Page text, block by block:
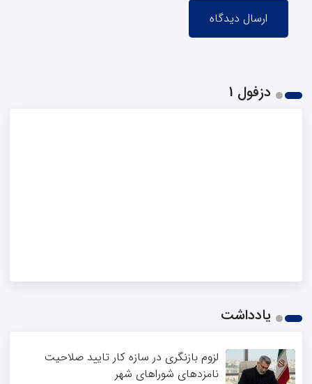
دزفول 1
یادداشت
لزوم بازنگری در سازه کار تایید صلاحیت
نامزدهای شوراهای شهر